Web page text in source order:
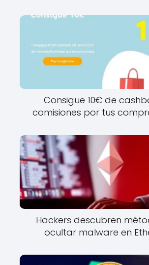
Consigue 10€ de
comisiones por tus
Hackers descubren
ocultar malware en